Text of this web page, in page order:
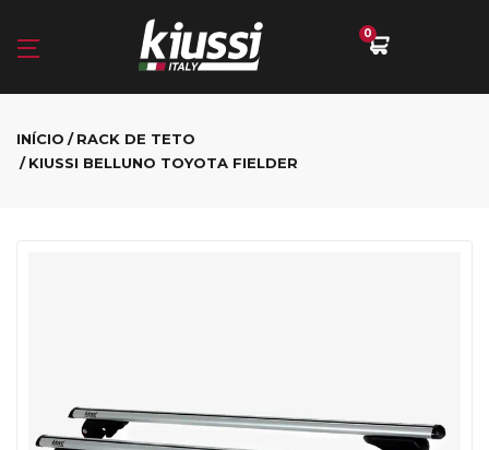
0
INÍCIO
RACK DE TETO
KIUSSI BELLUNO TOYOTA FIELDER